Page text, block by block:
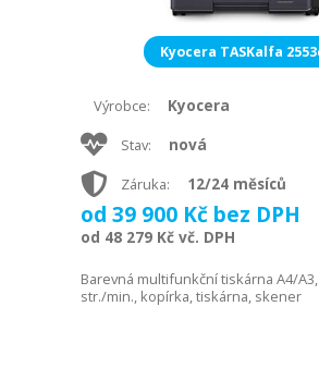
Kyocera TASKalfa
Výrobce: Kyocera
Stav: nová
Záruka: 12/24 měsíců
od 39 900 Kč bez DPH
od 48 279 Kč vč. DPH
Barevná multifunkční tiskárna A4/
str./min., kopírka, tiskárna, skener